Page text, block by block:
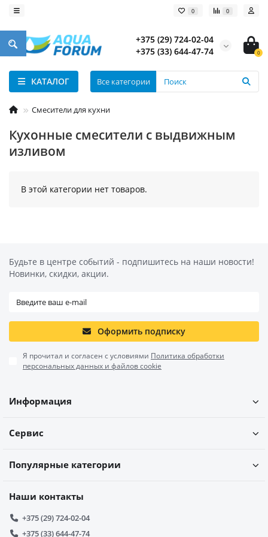
0 0
+375 (29) 724-02-04
+375 (33) 644-47-74
0
КАТАЛОГ Все категории
Смесители для кухни
Кухонные смесители с выдвижным
изливом
В этой категории нет товаров.
Будьте в центре событий - подпишитесь на наши новости!
Новинки, скидки, акции.
Оформить подписку
Я прочитал и согласен с условиями Политика обработки
персональных данных и файлов cookie
Информация
Сервис
Популярные категории
Наши контакты
+375 (29) 724-02-04
+375 (33) 644-47-74